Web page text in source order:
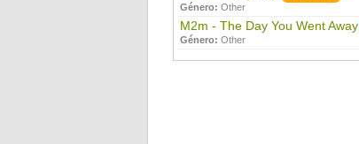
Género: Other
M2m - The Day You Went Away
Género: Other